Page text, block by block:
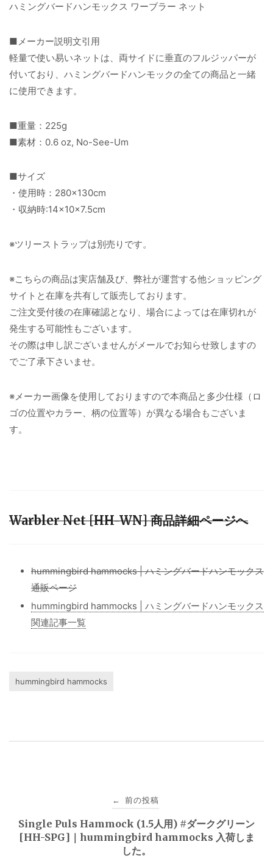
ハミングバードハンモックス ワーブラー ネット
■メーカー説明文引用
軽量で使い易いネットは、両サイドに垂直のフルジッパーが
付いており、ハミングバードハンモックの全ての商品と一緒
に使用できます。
■重量：225g
■素材：0.6 oz, No-See-Um
■サイズ
・使用時：280×130cm
・収納時:14×10×7.5cm
※ツリーストラップは別売りです。
※こちらの商品は実店舗及び、弊社が運営する他ショッピング
サイトと在庫を共有して販売しております。
ご注文受付後の在庫確認となり、場合によっては在庫切れが
発生する可能性もございます。
その際は申し訳ございませんがメールでお知らせ致しますの
でご了承下さいませ。
※メーカー画像を使用しておりますので本商品と多少仕様（ロ
ゴの位置やカラー、柄の位置等）が異なる場合もございま
す。
Warbler Net [HH-WN] 商品詳細ページへ
hummingbird hammocks | ハミングバードハンモックス
通販ページ
hummingbird hammocks | ハミングバードハンモックス
関連記事一覧
hummingbird hammocks
稿
ナ
← 前の投稿
Single Puls Hammock (1.5人用) #ダークグリーン
[HH-SPG]｜hummingbird hammocks 入荷しま
した。